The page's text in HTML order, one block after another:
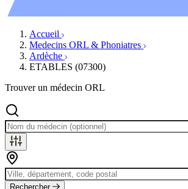
Accueil
Medecins ORL & Phoniatres
Ardèche
ETABLES (07300)
Trouver un médecin ORL
Rechercher